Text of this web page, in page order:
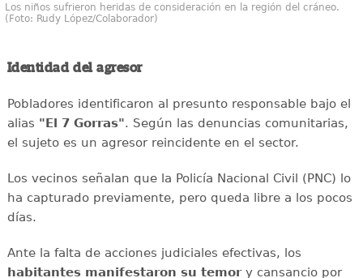
Los niños sufrieron heridas de consideración en la región del cráneo.
(Foto: Rudy López/Colaborador)
Identidad del agresor
Pobladores identificaron al presunto responsable bajo el
alias "El 7 Gorras". Según las denuncias comunitarias,
el sujeto es un agresor reincidente en el sector.
Los vecinos señalan que la Policía Nacional Civil (PNC) lo
ha capturado previamente, pero queda libre a los pocos
días.
Ante la falta de acciones judiciales efectivas, los
habitantes manifestaron su temory cansancio por